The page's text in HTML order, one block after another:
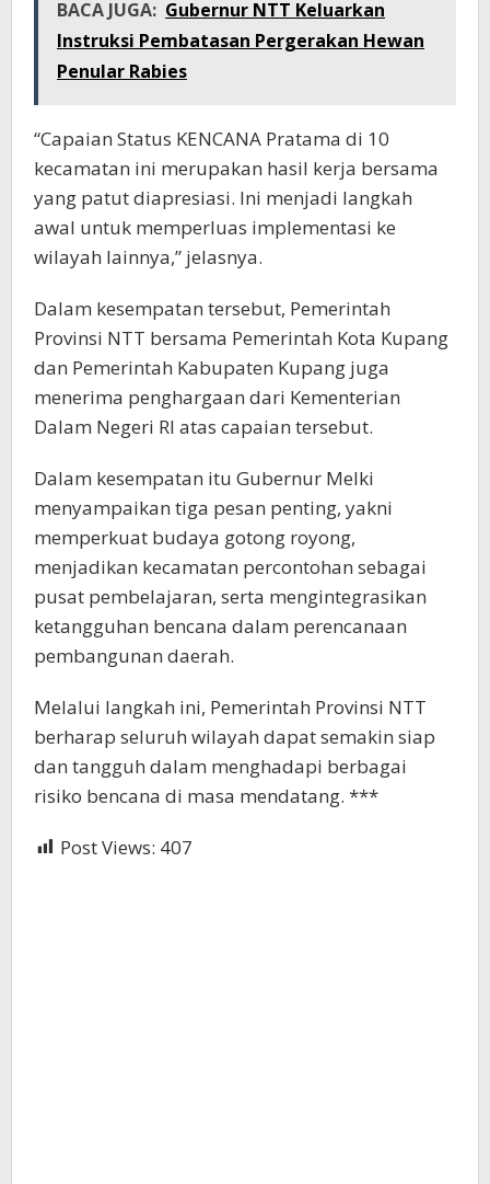
BACA JUGA: Gubernur NTT Keluarkan
Instruksi Pembatasan Pergerakan Hewan
Penular Rabies
“Capaian Status KENCANA Pratama di 10
kecamatan ini merupakan hasil kerja bersama
yang patut diapresiasi. Ini menjadi langkah
awal untuk memperluas implementasi ke
wilayah lainnya,” jelasnya.
Dalam kesempatan tersebut, Pemerintah
Provinsi NTT bersama Pemerintah Kota Kupang
dan Pemerintah Kabupaten Kupang juga
menerima penghargaan dari Kementerian
Dalam Negeri RI atas capaian tersebut.
Dalam kesempatan itu Gubernur Melki
menyampaikan tiga pesan penting, yakni
memperkuat budaya gotong royong,
menjadikan kecamatan percontohan sebagai
pusat pembelajaran, serta mengintegrasikan
ketangguhan bencana dalam perencanaan
pembangunan daerah.
Melalui langkah ini, Pemerintah Provinsi NTT
berharap seluruh wilayah dapat semakin siap
dan tangguh dalam menghadapi berbagai
risiko bencana di masa mendatang. ***
Post Views: 407